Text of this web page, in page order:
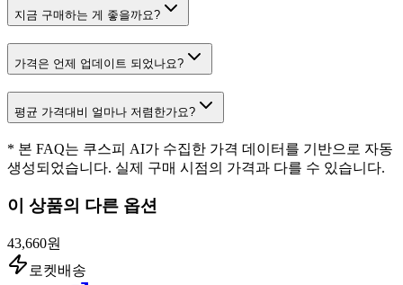
지금 구매하는 게 좋을까요?
가격은 언제 업데이트 되었나요?
평균 가격대비 얼마나 저렴한가요?
* 본 FAQ는 쿠스피 AI가 수집한 가격 데이터를 기반으로 자동
생성되었습니다. 실제 구매 시점의 가격과 다를 수 있습니다.
이 상품의 다른 옵션
43,660원
로켓배송